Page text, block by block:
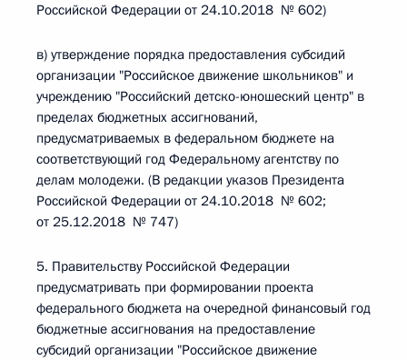
Российской Федерации от 24.10.2018 № 602)
в) утверждение порядка предоставления субсидий
организации "Российское движение школьников" и
учреждению "Российский детско-юношеский центр" в
пределах бюджетных ассигнований,
предусматриваемых в федеральном бюджете на
соответствующий год Федеральному агентству по
делам молодежи. (В редакции указов Президента
Российской Федерации от 24.10.2018 № 602;
от 25.12.2018 № 747)
5. Правительству Российской Федерации
предусматривать при формировании проекта
федерального бюджета на очередной финансовый год
бюджетные ассигнования на предоставление
субсидий организации "Российское движение